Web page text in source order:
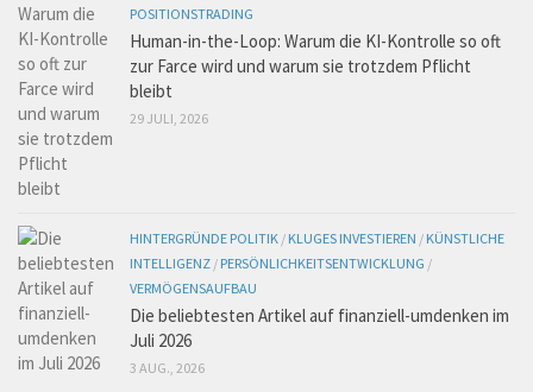
POSITIONSTRADING
Human-in-the-Loop: Warum die KI-Kontrolle so oft
zur Farce wird und warum sie trotzdem Pflicht
bleibt
29 JULI, 2026
HINTERGRÜNDE POLITIK / KLUGES INVESTIEREN / KÜNSTLICHE
INTELLIGENZ / PERSÖNLICHKEITSENTWICKLUNG /
VERMÖGENSAUFBAU
Die beliebtesten Artikel auf finanziell-umdenken im
Juli 2026
3 AUG., 2026